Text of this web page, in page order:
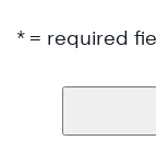
* = required